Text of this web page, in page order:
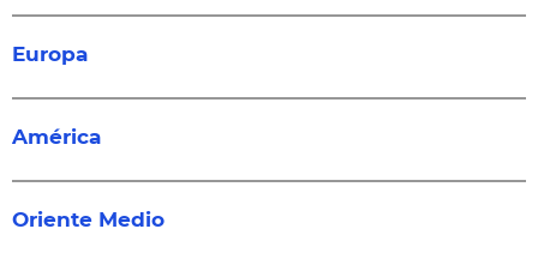
Europa
América
Oriente Medio